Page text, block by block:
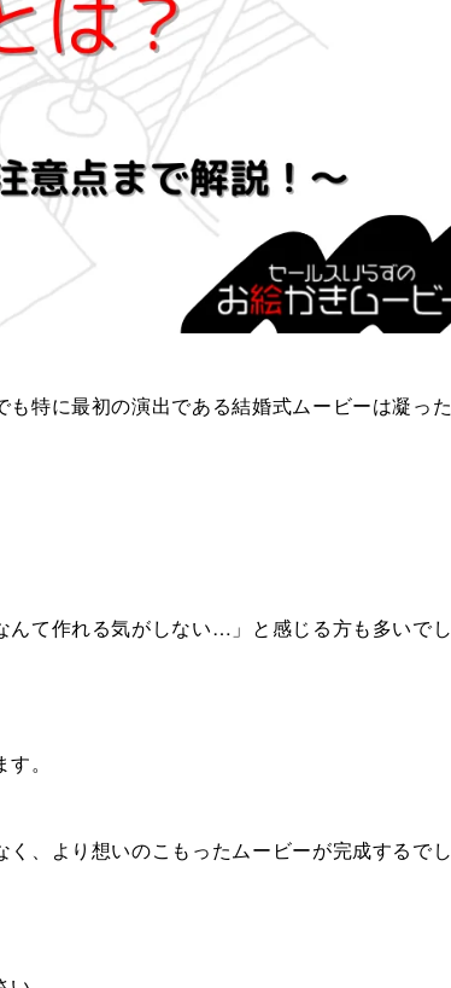
特に最初の演出である結婚式ムービーは凝った
て作れる気がしない…」と感じる方も多いでし
。
、より想いのこもったムービーが完成するでし